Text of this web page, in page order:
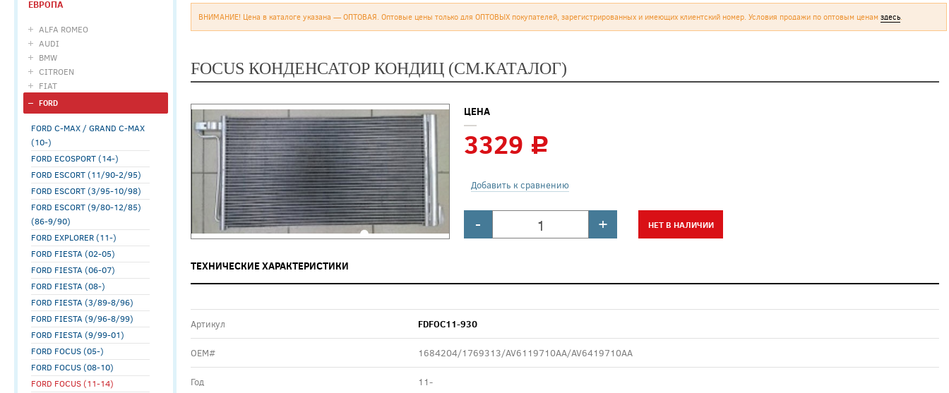
ЕВРОПА
ALFA ROMEO
AUDI
BMW
CITROEN
FIAT
FORD
FORD C-MAX / GRAND C-MAX
(10-)
FORD ECOSPORT (14-)
FORD ESCORT (11/90-2/95)
FORD ESCORT (3/95-10/98)
FORD ESCORT (9/80-12/85)
(86-9/90)
FORD EXPLORER (11-)
FORD FIESTA (02-05)
FORD FIESTA (06-07)
FORD FIESTA (08-)
FORD FIESTA (3/89-8/96)
FORD FIESTA (9/96-8/99)
FORD FIESTA (9/99-01)
FORD FOCUS (05-)
FORD FOCUS (08-10)
FORD FOCUS (11-14)
ВНИМАНИЕ! Цена в каталоге указана — ОПТОВАЯ. Оптовые цены только для ОПТОВЫХ покупателей, зарегистрированных и имеющих клиентский номер. Условия продажи по оптовым ценам здесь.
FOCUS КОНДЕНСАТОР КОНДИЦ (СМ.КАТАЛОГ)
ЦЕНА
3329 c
Добавить к сравнению
- + НЕТ В НАЛИЧИИ
ТЕХНИЧЕСКИЕ ХАРАКТЕРИСТИКИ
Артикул FDFOC11-930
ОЕМ# 1684204/1769313/AV6119710AA/AV6419710AA
Год 11-